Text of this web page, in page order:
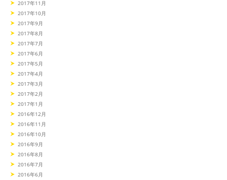
2017年11月
2017年10月
2017年9月
2017年8月
2017年7月
2017年6月
2017年5月
2017年4月
2017年3月
2017年2月
2017年1月
2016年12月
2016年11月
2016年10月
2016年9月
2016年8月
2016年7月
2016年6月